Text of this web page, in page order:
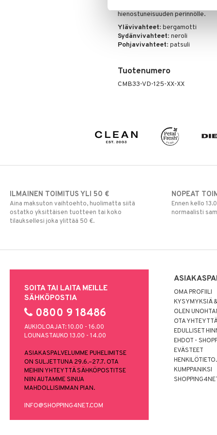
hienostuneisuuden perinnölle.
Ylävivahteet: bergamotti
Sydänvivahteet: neroli
Pohjavivahteet: patsuli
Tuotenumero
CMB33-VD-125-XX-XX
ILMAINEN TOIMITUS YLI 50 €
Aina maksuton vaihtoehto, huolimatta siitä
ostatko yksittäisen tuotteen tai koko
tilauksellesi joka ylittää 50 €.
NOPEAT
Ennen kello
normaalisti
SOITA TAI LAITA MEILLE
SÄHKÖPOSTIA
0800 9 18486
AUKIOLOAJAT: 10.00 - 16.00
LOUNASTAUKO 13.00 - 14.00
ASIAKASPALVELUMME PUHELIMITSE
ON SULJETTUNA 29.6.–27.7. OTA
MEIHIN YHTEYTTÄ SÄHKÖPOSTITSE
NIIN AUTAMME SINUA
MAHDOLLISIMMAN PIAN.
INFO@SHOPPING4NET.COM
OMA PROFIILI
KYSYMYKSIÄ
OLEN
OTA
EDULLISET
EHDOT -
EVÄSTEET
KUMPPANIKSI